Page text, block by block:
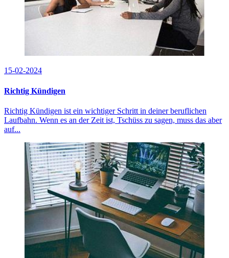
15-02-2024
Richtig Kündigen
Richtig Kündigen ist ein wichtiger Schritt in deiner beruflichen
Laufbahn. Wenn es an der Zeit ist, Tschüss zu sagen, muss das aber
auf...